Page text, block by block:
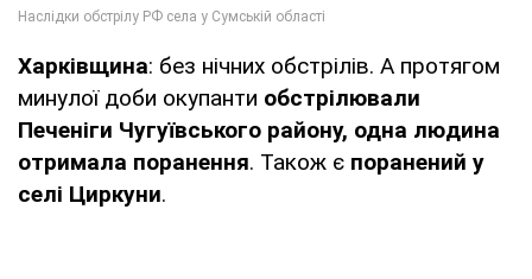
Харківщина: без нічних обстрілів. А протягом
минулої доби окупанти обстрілювали
Печеніги Чугуївського району, одна людина
отримала поранення. Також є поранений у
селі Циркуни.